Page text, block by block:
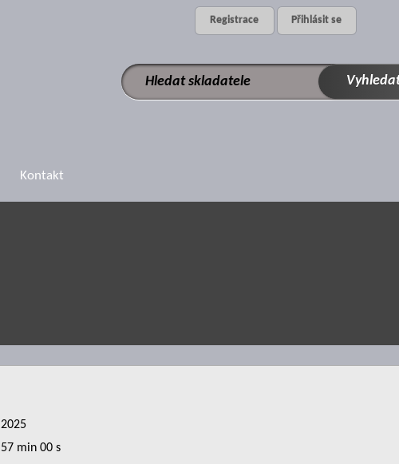
Registrace Přihlásit se
Kontakt
2025
57 min 00 s